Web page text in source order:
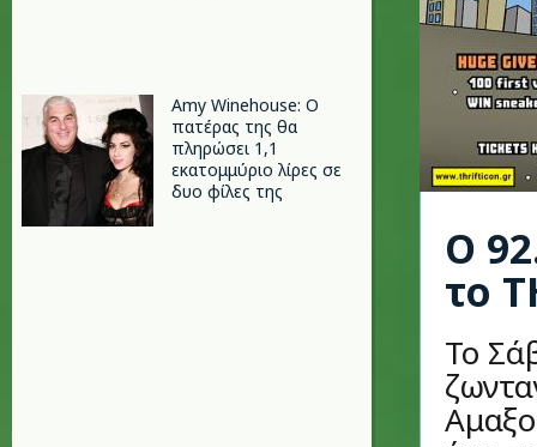
Amy Winehouse: Ο
πατέρας της θα
πληρώσει 1,1
εκατομμύριο λίρες σε
δυο φίλες της
Ο
το
To